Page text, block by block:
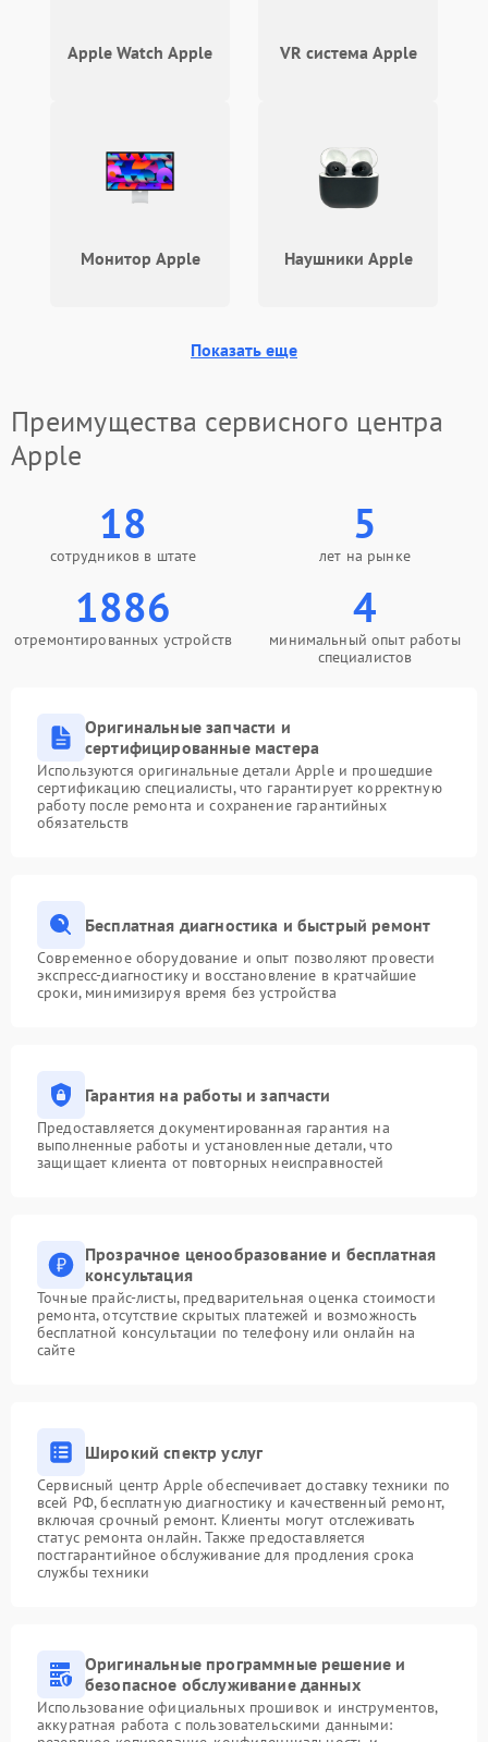
Apple Watch Apple VR система Apple
Монитор Apple Наушники Apple
Показать еще
Преимущества сервисного центра
Apple
18
сотрудников в штате
5
лет на рынке
1886
отремонтированных устройств
4
минимальный опыт работы
специалистов
Оригинальные запчасти и
сертифицированные мастера
Используются оригинальные детали Apple и прошедшие
сертификацию специалисты, что гарантирует корректную
работу после ремонта и сохранение гарантийных
обязательств
Бесплатная диагностика и быстрый ремонт
Современное оборудование и опыт позволяют провести
экспресс-диагностику и восстановление в кратчайшие
сроки, минимизируя время без устройства
Гарантия на работы и запчасти
Предоставляется документированная гарантия на
выполненные работы и установленные детали, что
защищает клиента от повторных неисправностей
Прозрачное ценообразование и бесплатная
консультация
Точные прайс-листы, предварительная оценка стоимости
ремонта, отсутствие скрытых платежей и возможность
бесплатной консультации по телефону или онлайн на
сайте
Широкий спектр услуг
Сервисный центр Apple обеспечивает доставку техники по
всей РФ, бесплатную диагностику и качественный ремонт,
включая срочный ремонт. Клиенты могут отслеживать
статус ремонта онлайн. Также предоставляется
постгарантийное обслуживание для продления срока
службы техники
Оригинальные программные решение и
безопасное обслуживание данных
Использование официальных прошивок и инструментов,
аккуратная работа с пользовательскими данными: